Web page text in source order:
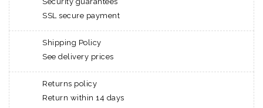
SSL secure payment
Shipping Policy
See delivery prices
Returns policy
Return within 14 days